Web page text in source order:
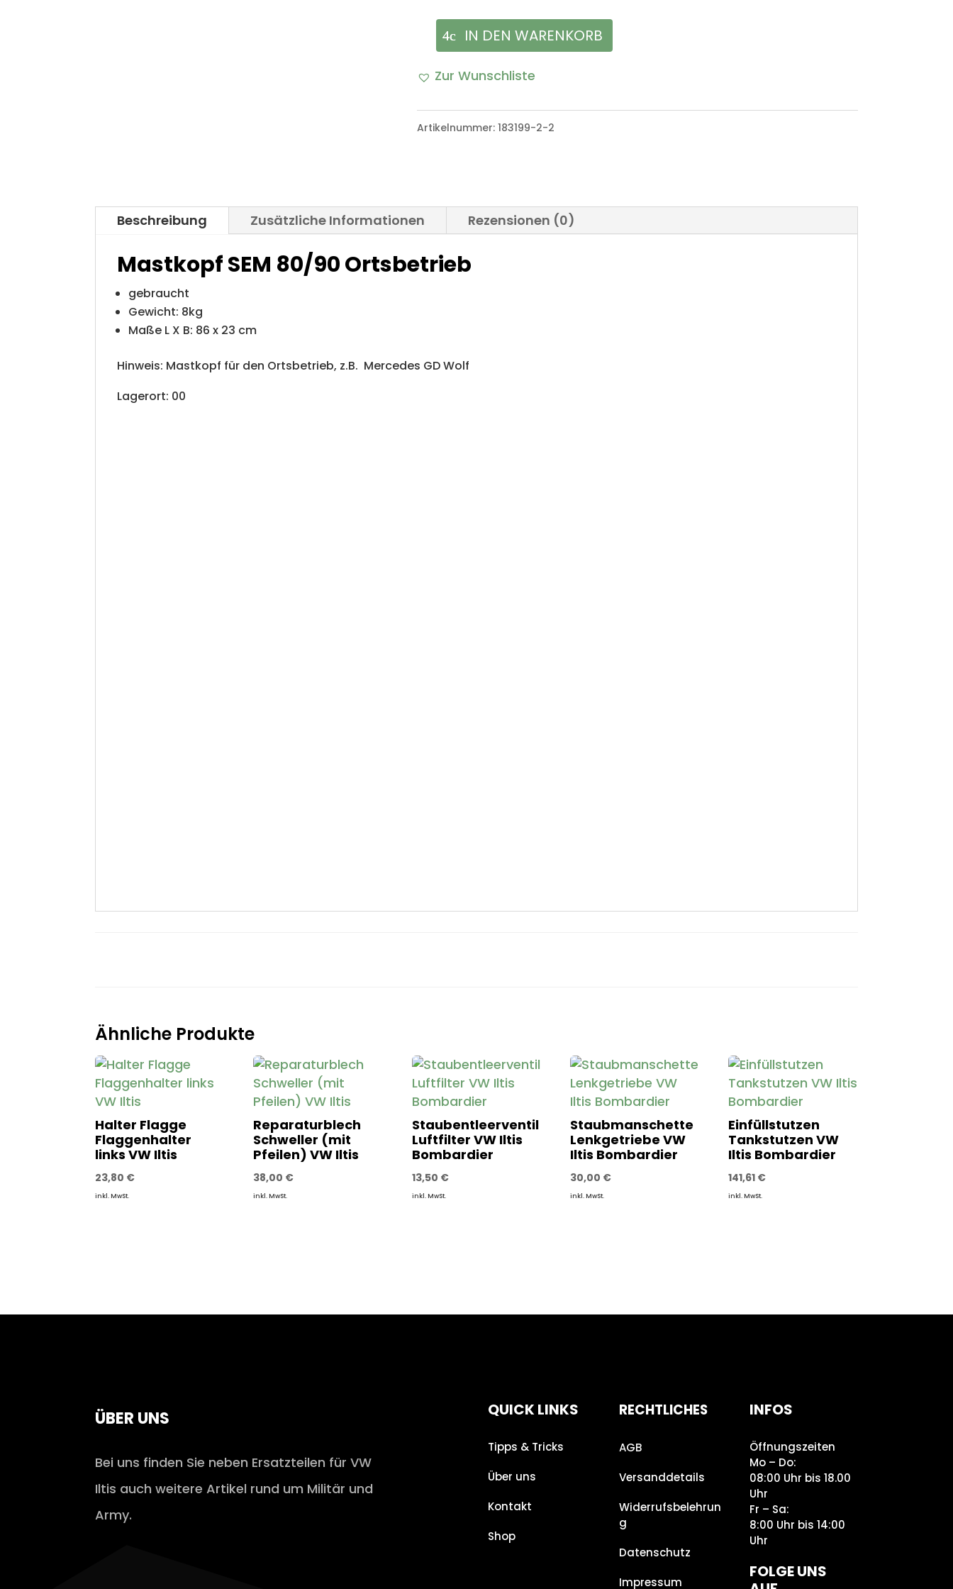
Mastkopf
Antennenfus
80/90
IN DEN WARENKORB
Zur Wunschliste
Artikelnummer:183199-2-2
Beschreibung Zusätzliche Informationen Rezensionen (0)
Mastkopf SEM 80/90 Ortsbetrieb
gebraucht
Gewicht: 8kg
Maße L X B: 86 x 23 cm
Hinweis: Mastkopf für den Ortsbetrieb, z.B. Mercedes GD Wolf
Lagerort: 00
Ähnliche Produkte
Halter Flagge
Flaggenhalter
links VW Iltis
23,80 €
inkl. MwSt.
Reparaturblech
Schweller (mit
Pfeilen) VW Iltis
38,00 €
inkl. MwSt.
Staubentleerventil
Luftfilter VW Iltis
Bombardier
13,50 €
inkl. MwSt.
Staubmanschette
Lenkgetriebe VW
Iltis Bombardier
30,00 €
inkl. MwSt.
Einfüllstutzen
Tankstutzen VW
Iltis Bombardier
141,61 €
inkl. MwSt.
ÜBER UNS
Bei uns finden Sie neben Ersatzteilen für VW
Iltis auch weitere Artikel rund um Militär und
Army.
QUICK LINKS
Tipps & Tricks
Über uns
Kontakt
Shop
RECHTLICHES
AGB
Versanddetails
Widerrufsbelehrun
g
Datenschutz
Impressum
INFOS
Öffnungszeiten
Mo – Do:
08:00 Uhr bis 18.00
Uhr
Fr – Sa:
8:00 Uhr bis 14:00
Uhr
FOLGE UNS